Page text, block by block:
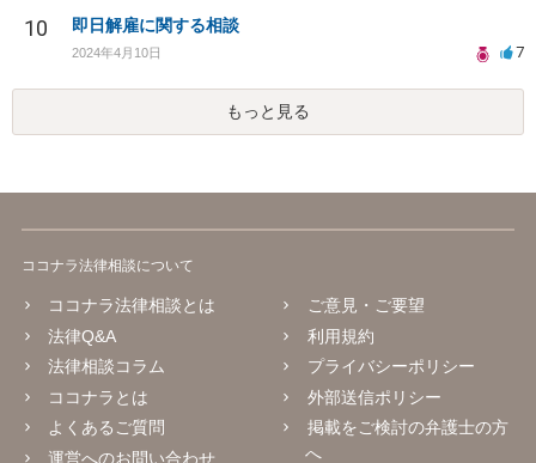
10 即日解雇に関する相談
2024年4月10日 7
もっと見る
ココナラ法律相談について
ココナラ法律相談とは
法律Q&A
法律相談コラム
ココナラとは
よくあるご質問
運営へのお問い合わせ
ご意見・ご要望
利用規約
プライバシーポリシー
外部送信ポリシー
掲載をご検討の弁護士の方
へ